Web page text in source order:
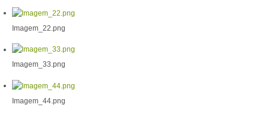
Imagem_22.png
Imagem_33.png
Imagem_44.png